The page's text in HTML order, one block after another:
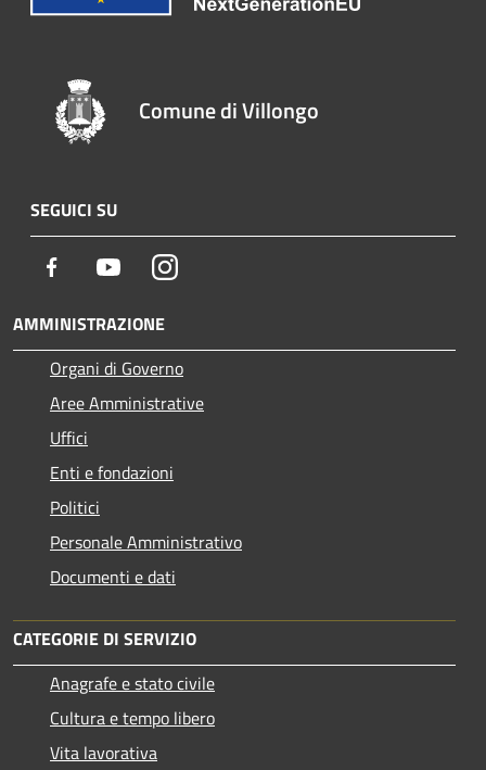
Comune di Villongo
SEGUICI SU
Facebook YoutubeInstagram
AMMINISTRAZIONE
Organi di Governo
Aree Amministrative
Uffici
Enti e fondazioni
Politici
Personale Amministrativo
Documenti e dati
CATEGORIE DI SERVIZIO
Anagrafe e stato civile
Cultura e tempo libero
Vita lavorativa